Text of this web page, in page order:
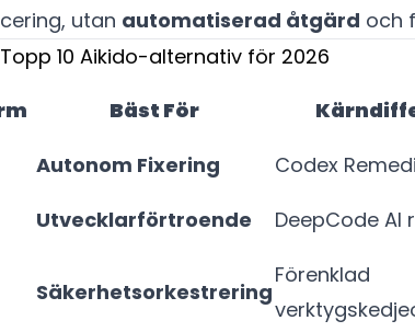
utan automatiserad åtgärd och
10 Aikido-alternativ för 2026
Bäst För
Autonom Fixering Codex
Utvecklarförtroende DeepCode
Säkerhetsorkestrering
Förenklad